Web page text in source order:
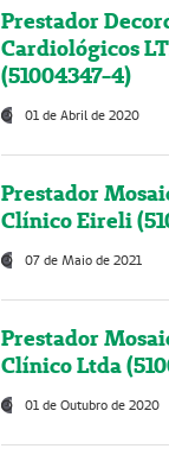
Prestador
Cardiológicos
(51004347-4)
01 de Abril de 2020
Prestador
Clínico Eireli
07 de Maio de 2021
Prestador
Clínico Ltda
01 de Outubro de 2020